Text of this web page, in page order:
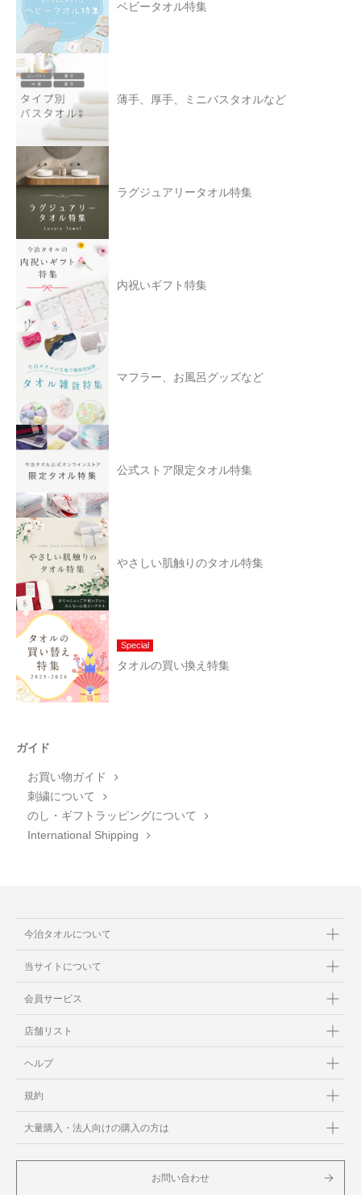
ベビータオル特集
薄手、厚手、ミニバスタオルなど
ラグジュアリータオル特集
内祝いギフト特集
マフラー、お風呂グッズなど
公式ストア限定タオル特集
やさしい肌触りのタオル特集
Special
タオルの買い換え特集
ガイド
お買い物ガイド
刺繍について
のし・ギフトラッピングについて
International Shipping
今治タオルについて
当サイトについて
会員サービス
店舗リスト
ヘルプ
規約
大量購入・法人向けの購入の方は
お問い合わせ